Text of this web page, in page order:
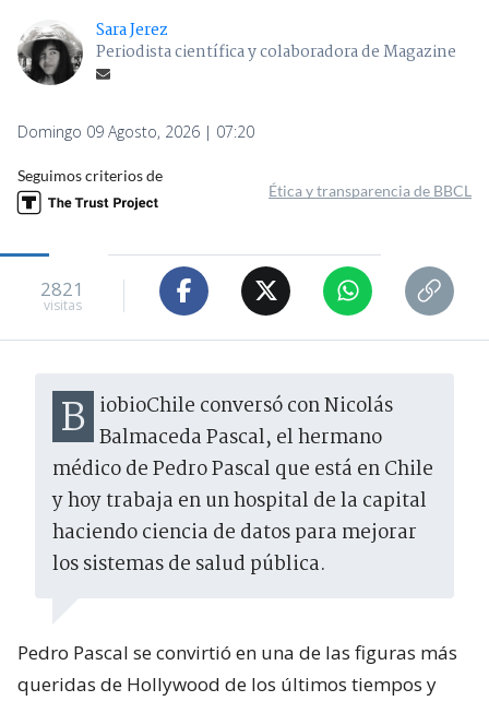
Sara Jerez
Periodista científica y colaboradora de Magazine
Domingo 09 Agosto, 2026 | 07:20
Seguimos criterios de
Ética y transparencia de BBCL
2821
visitas
BiobioChile conversó con Nicolás Balmaceda Pascal, el hermano
médico de Pedro Pascal que está en Chile
y hoy trabaja en un hospital de la capital
haciendo ciencia de datos para mejorar
los sistemas de salud pública.
Pedro Pascal se convirtió en una de las figuras más
queridas de Hollywood de los últimos tiempos y